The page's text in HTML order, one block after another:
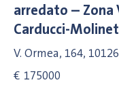
arredato – Zona
Carducci-
V. Ormea, 164,
175000
€